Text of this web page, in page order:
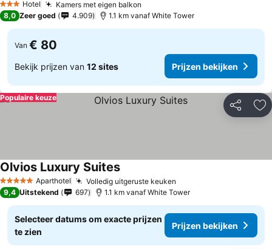
3 SterrenHotel Kamers met eigen balkon
8,0 Zeer goed 4.909 1.1 km vanaf White Tower
Van € 80
Bekijk prijzen van 12 sites Prijzen bekijken
Delen
Populaire keuze
5 Sterren Aparthotel Volledig uitgeruste keuken
Olvios Luxury Suites
9,4 Uitstekend 697 1.1 km vanaf White Tower
Selecteer datums om exacte prijzen
te zien
Prijzen bekijken